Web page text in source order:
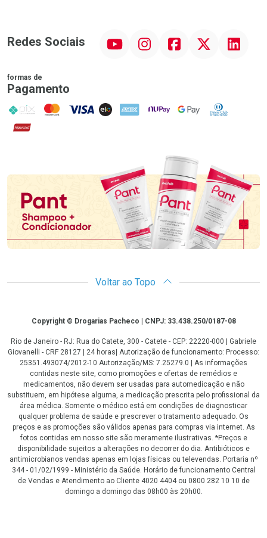
Redes Sociais InstagramFacebook Linkedin
formas de
Pagamento
PIX MasterCard
VISA ELO AMEX NuPay Google PayDiners Club
Hipercard
Promoção em Destaque
Voltar ao Topo
CopyrightCopyright © Drogarias Pacheco | CNPJ: 33.438.250/0187-08
Rio de Janeiro - RJ: Rua do Catete, 300 - Catete - CEP: 22220-000 | Gabriele
Giovanelli - CRF 28127 | 24 horas| Autorização de funcionamento: Processo:
25351.493074/2012-10 Autorização/MS: 7.25279.0 | As informações
contidas neste site, como promoções e ofertas de remédios e
medicamentos, não devem ser usadas para automedicação e não
substituem, em hipótese alguma, a medicação prescrita pelo profissional da
área médica. Somente o médico está em condições de diagnosticar
qualquer problema de saúde e prescrever o tratamento adequado. Os
preços e as promoções são válidos apenas para compras via internet. As
fotos contidas em nosso site são meramente ilustrativas. *Preços e
disponibilidade sujeitos a alterações no decorrer do dia. Antibióticos e
antimicrobianos vendas apenas em lojas físicas ou televendas. Portaria nº
344 - 01/02/1999 - Ministério da Saúde. Horário de funcionamento Central
de Vendas e Atendimento ao Cliente 4020 4404 ou 0800 282 10 10 de
domingo a domingo das 08h00 às 20h00.